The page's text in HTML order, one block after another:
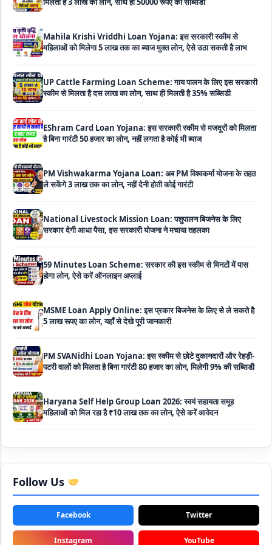
UP Cattle Farming Loan Scheme: गाय पालन के लिए इस सरकारी
EShram Card Loan Yojana: इस सरकारी स्कीम से मजदूरों को मिलता
PM Vishwakarma Yojana Loan: अब PM विश्वकर्मा योजना के तहत
National Livestock Mission Loan: पशुपालन बिजनेस के लिए
59 Minutes Loan Scheme: सरकार की इस स्कीम से मिनटों में पास
MSME Loan Apply Online: इस प्रकार बिजनेस के लिए से ले सकते है
PM SVANidhi Loan Yojana: इस स्कीम से छोटे दुकानदारों और रेहड़ी-
Haryana Self Help Group Loan 2026: स्वयं सहायता समूह
Bakri Palan Loan Online Apply: अब बकरी पालन योजना के तहत ले
योजना के फॉर्म फिर से हुए शुरू, बिना गारंटी मिलता है 1 लाख से लेकर 10 लाख
Mahila Samriddhi Loan Yojana: महिला समृद्धि योजना के तहत
महिलाओ को मिलता है पुरे 1 लाख का लोन, कम ब्याज के साथ तगड़ी सब्सिडी
Follow Us
Facebook Twitter
Instagram YouTube